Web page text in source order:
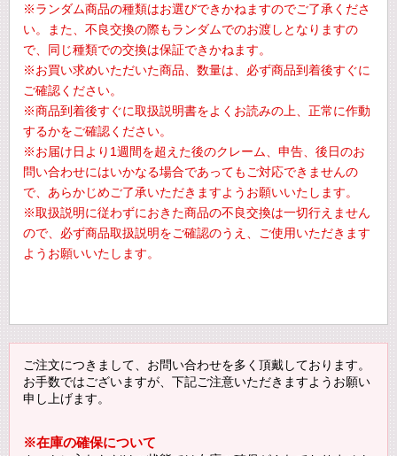
※ランダム商品の種類はお選びできかねますのでご了承くださ
い。また、不良交換の際もランダムでのお渡しとなりますの
で、同じ種類での交換は保証できかねます。
※お買い求めいただいた商品、数量は、必ず商品到着後すぐに
ご確認ください。
※商品到着後すぐに取扱説明書をよくお読みの上、正常に作動
するかをご確認ください。
※お届け日より1週間を超えた後のクレーム、申告、後日のお
問い合わせにはいかなる場合であってもご対応できませんの
で、あらかじめご了承いただきますようお願いいたします。
※取扱説明に従わずにおきた商品の不良交換は一切行えません
ので、必ず商品取扱説明をご確認のうえ、ご使用いただきます
ようお願いいたします。
ご注文につきまして、お問い合わせを多く頂戴しております。
お手数ではございますが、下記ご注意いただきますようお願い
申し上げます。
※在庫の確保について